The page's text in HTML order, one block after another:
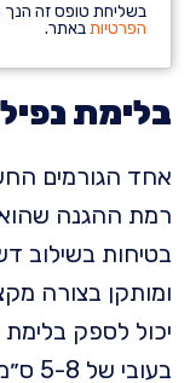
בשליחת טופס זה
הפרטיותבאתר.
בלימת
אחד הגורמים
רמת ההגנה
בטיחות בשילוב
ומותקן בצורה
יכול לספק